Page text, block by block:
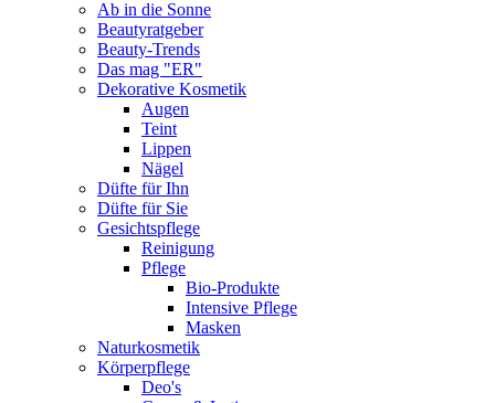
Ab in die Sonne
Beautyratgeber
Beauty-Trends
Das mag "ER"
Dekorative Kosmetik
Augen
Teint
Lippen
Nägel
Düfte für Ihn
Düfte für Sie
Gesichtspflege
Reinigung
Pflege
Bio-Produkte
Intensive Pflege
Masken
Naturkosmetik
Körperpflege
Deo's